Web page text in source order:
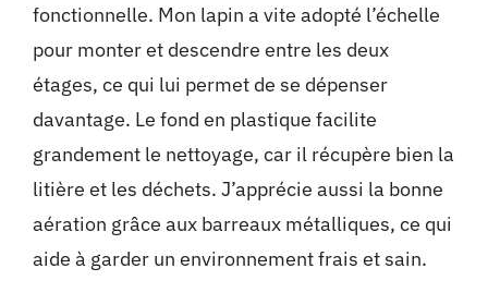
fonctionnelle. Mon lapin a vite adopté l’échelle
pour monter et descendre entre les deux
étages, ce qui lui permet de se dépenser
davantage. Le fond en plastique facilite
grandement le nettoyage, car il récupère bien la
litière et les déchets. J’apprécie aussi la bonne
aération grâce aux barreaux métalliques, ce qui
aide à garder un environnement frais et sain.